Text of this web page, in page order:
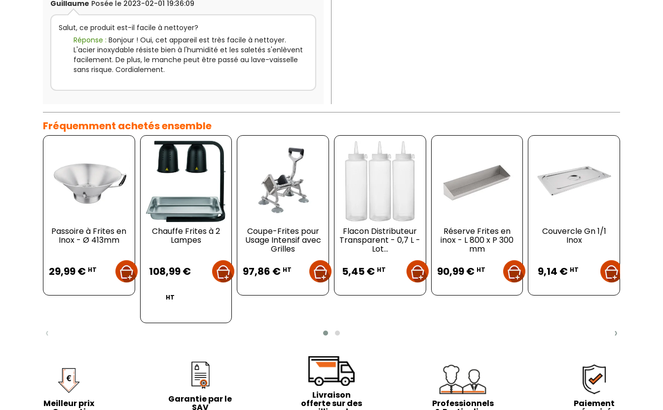
Guillaume Posée le 2023-02-01 19:36:09
Salut, ce produit est-il facile à nettoyer?
Réponse : Bonjour ! Oui, cet appareil est très facile à nettoyer.
L'acier inoxydable résiste bien à l'humidité et les saletés s'enlèvent
facilement. De plus, le manche peut être passé au lave-vaisselle
sans risque. Cordialement.
Fréquemment achetés ensemble
Passoire à Frites en
Inox - Ø 413mm
29,99 € HT
Chauffe Frites à 2
Lampes
108,99 €
HT
Coupe-Frites pour
Usage Intensif avec
Grilles
97,86 € HT
Flacon Distributeur
Transparent - 0,7 L -
Lot...
5,45 € HT
Réserve Frites en
inox - L 800 x P 300
mm
90,99 € HT
Couvercle Gn 1/1
Inox
9,14 € HT
‹ ›
Meilleur prix Garantie par le
SAV
Livraison
offerte sur des Professionnels Paiement